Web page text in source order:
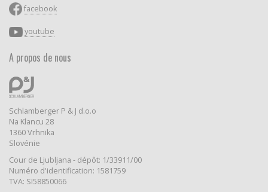
facebook
youtube
A propos de nous
Schlamberger P & J d.o.o
Na Klancu 28
1360 Vrhnika
Slovénie
Cour de Ljubljana - dépôt: 1/33911/00
Numéro d'identification: 1581759
TVA: SI58850066